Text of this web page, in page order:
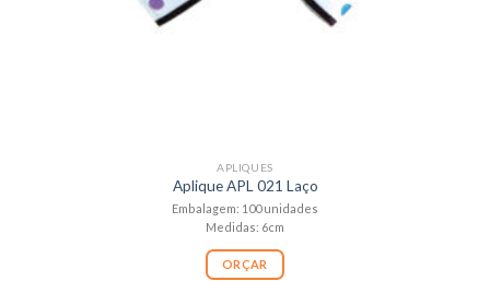
APLIQUES
Aplique APL 021 Laço
Embalagem: 100 unidades
Medidas: 6cm
ORÇAR